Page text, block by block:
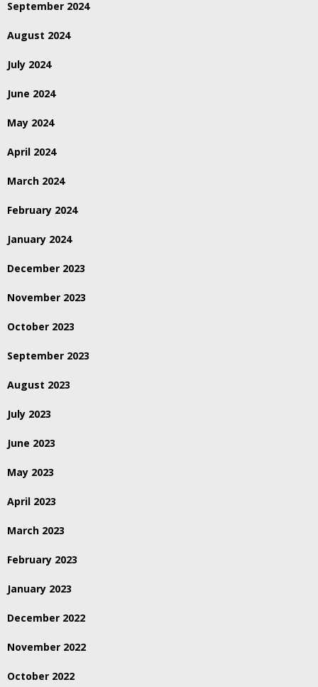
September 2024
August 2024
July 2024
June 2024
May 2024
April 2024
March 2024
February 2024
January 2024
December 2023
November 2023
October 2023
September 2023
August 2023
July 2023
June 2023
May 2023
April 2023
March 2023
February 2023
January 2023
December 2022
November 2022
October 2022